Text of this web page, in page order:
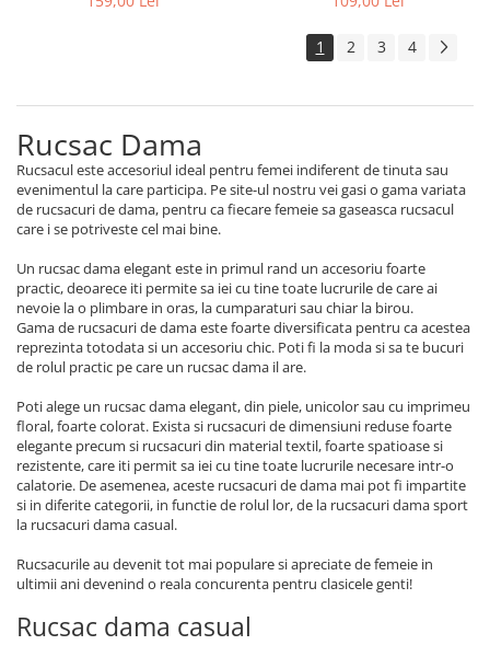
2478 ECRU
1 2 3 4
Rucsac Dama
Rucsacul este accesoriul ideal pentru femei indiferent de tinuta sau
evenimentul la care participa. Pe site-ul nostru vei gasi o gama variata
de rucsacuri de dama, pentru ca fiecare femeie sa gaseasca rucsacul
care i se potriveste cel mai bine.
Un rucsac dama elegant este in primul rand un accesoriu foarte
practic, deoarece iti permite sa iei cu tine toate lucrurile de care ai
nevoie la o plimbare in oras, la cumparaturi sau chiar la birou.
Gama de rucsacuri de dama este foarte diversificata pentru ca acestea
reprezinta totodata si un accesoriu chic. Poti fi la moda si sa te bucuri
de rolul practic pe care un rucsac dama il are.
Poti alege un rucsac dama elegant, din piele, unicolor sau cu imprimeu
floral, foarte colorat. Exista si rucsacuri de dimensiuni reduse foarte
elegante precum si rucsacuri din material textil, foarte spatioase si
rezistente, care iti permit sa iei cu tine toate lucrurile necesare intr-o
calatorie. De asemenea, aceste rucsacuri de dama mai pot fi impartite
si in diferite categorii, in functie de rolul lor, de la rucsacuri dama sport
la rucsacuri dama casual.
Rucsacurile au devenit tot mai populare si apreciate de femeie in
ultimii ani devenind o reala concurenta pentru clasicele genti!
Rucsac dama casual